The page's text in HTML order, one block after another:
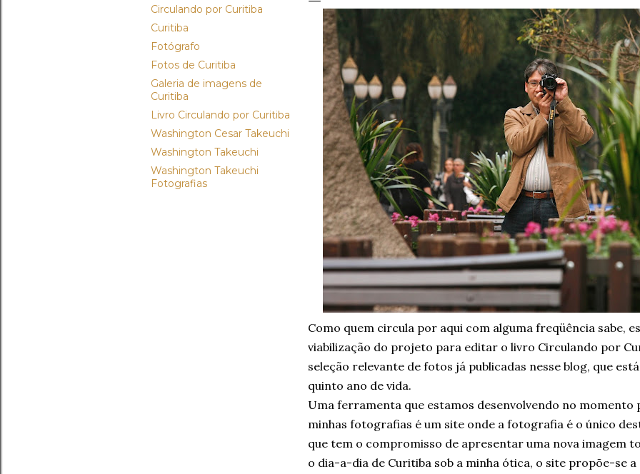
Circulando por Curitiba
Curitiba
Fotógrafo
Fotos de Curitiba
Galeria de imagens de
Curitiba
Livro Circulando por Curitiba
Washington Cesar Takeuchi
Washington Takeuchi
Washington Takeuchi
Fotografias
Como quem circula por aqui com alguma freqüência sabe,
viabilização do projeto para editar o livro Circulando por
seleção relevante de fotos já publicadas nesse blog, que
quinto ano de vida.
Uma ferramenta que estamos desenvolvendo no
minhas fotografias é um site onde a fotografia é o único
que tem o compromisso de apresentar uma nova imagem
o dia-a-dia de Curitiba sob a minha ótica, o site propõe-se